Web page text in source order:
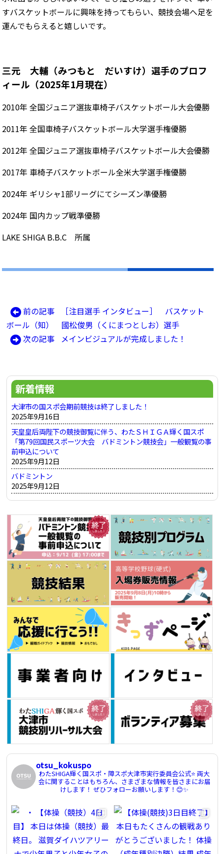
すバスケットボールに興味を持ってもらい、競技会場へ足を
運んでもらえると嬉しいです。
三元 大輔（みつもと だいすけ）選手のプロフ
ィール（2025年1月現在）
2010年 全国ジュニア選抜車椅子バスケットボール大会優勝
2011年 全国車椅子バスケットボール大学選手権優勝
2012年 全国ジュニア選抜車椅子バスケットボール大会優勝
2017年 車椅子バスケットボール全米大学選手権優勝
2024年 ギリシャ1部リーグにてシーズン準優勝
2024年 国内カップ戦準優勝
LAKE SHIGA B.B.C 所属
投
稿
ゲ
シ
ョ
ン
前の記事
前
の
記
［注目選手 インタビュー］ バスケット
ボール（知） 國松俊男（くにまつとしお）選手
次の記事
次
事:
メインビジュアルが完成しました！
新着情報
大津市の国スポ会期前競技は終了しました！
2025年9月16日
天皇皇后両陛下の競技御覧に伴う、わたＳＨＩＧＡ輝く国スポ
「第79回国民スポーツ大会 バドミントン競技会」一般観覧の事
前申込について
2025年9月12日
バドミントン
2025年9月12日
otsu_kokuspo
わたSHIGA輝く国スポ・障スポ大津市実行委員会公式⭐️両大
会に関することはもちろん、さまざまな情報を皆さまにお届
けします！ ぜひフォローお願いします！😊✨